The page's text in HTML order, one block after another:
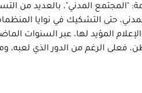
"المجتمع المدني"، بالعديد من
حتى التشكيك في نوايا
المؤيد لها، عبر السنوات
فعلى الرغم من الدور الذي لعبه،